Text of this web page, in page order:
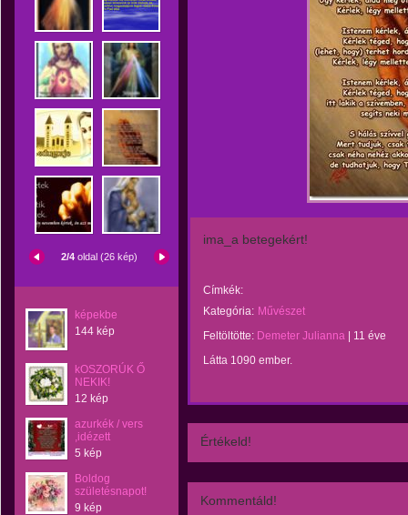
2/4 oldal (26 kép)
képekbe
144 kép
kOSZORÚK Ő
NEKIK!
12 kép
azurkék / vers
,idézett
5 kép
Boldog
születésnapot!
9 kép
ima_a betegekért!
Címkék:
Kategória: Művészet
Feltöltötte: Demeter Julianna
11 éve
Látta 1090 ember.
Értékeld!
Kommentáld!